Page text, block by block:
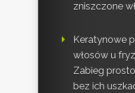
zniszczone
Keratynowe
włosów u
Zabieg
bez ich